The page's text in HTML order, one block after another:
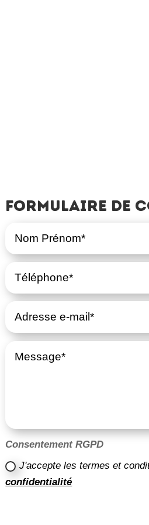
Formulaire de
Consentement RGPD
J'accepte les termes et
confidentialité